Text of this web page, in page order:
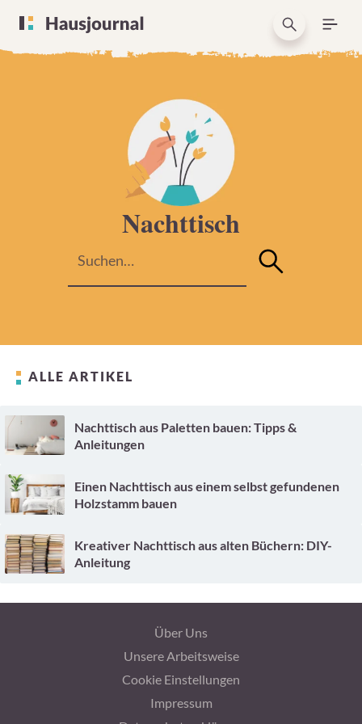
Nachttisch
ALLE ARTIKEL
Nachttisch aus Paletten bauen: Tipps &
Anleitungen
Einen Nachttisch aus einem selbst gefundenen
Holzstamm bauen
Kreativer Nachttisch aus alten Büchern: DIY-
Anleitung
Über Uns
Unsere Arbeitsweise
Cookie Einstellungen
Impressum